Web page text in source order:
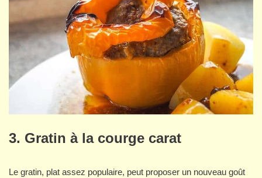
3. Gratin à la courge carat
Le gratin, plat assez populaire, peut proposer un nouveau goût